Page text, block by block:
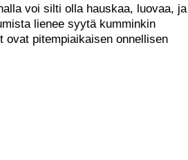
voi silti olla hauskaa, luovaa, ja
lienee syytä kumminkin
ovat pitempiaikaisen onnellisen